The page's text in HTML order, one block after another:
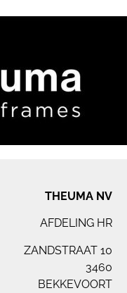
THEUMA NV
AFDELING HR
ZANDSTRAAT 10
3460
BEKKEVOORT